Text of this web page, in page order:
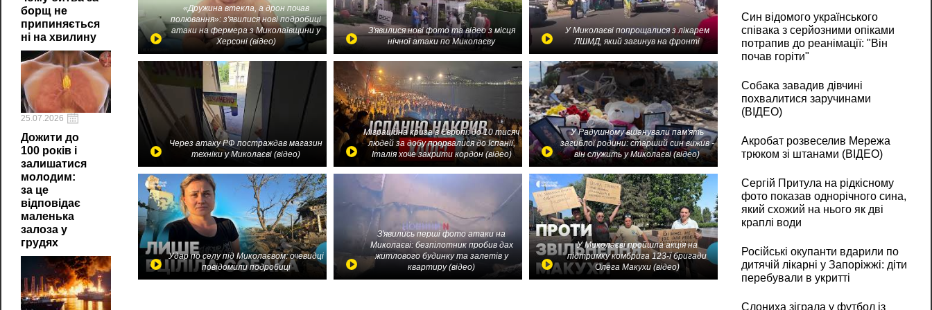
борщ не
припиняється
ні на хвилину
25.07.2026
Дожити до
100 років і
залишатися
молодим:
за це
відповідає
маленька
залоза у
грудях
«Дружина втекла, а дрон почав
полювання»: з'явилися нові подробиці
атаки на фермера з Миколаївщини у
Херсоні (відео)
З'явилися нові фото та відео з місця
нічної атаки по Миколаєву
У Миколаєві попрощалися з лікарем
ЛШМД, який загинув на фронті
Через атаку РФ постраждав магазин
техніки у Миколаєві (відео)
Міграційна криза в Європі: до 10 тисяч
людей за добу прорвалися до Іспанії,
Італія хоче закрити кордон (відео)
У Радушному вшанували пам'ять
загиблої родини: старший син вижив -
він служить у Миколаєві (відео)
Удар по селу під Миколаєвом: очевидці
повідомили подробиці
З'явились перші фото атаки на
Миколаєві: безпілотник пробив дах
житлового будинку та залетів у
квартиру (відео)
У Миколаєві пройшла акція на
підтримку комбрига 123-ї бригади
Олега Макухи (відео)
Син відомого українського
співака з серйозними опіками
потрапив до реанімації: "Він
почав горіти"
Собака завадив дівчині
похвалитися заручинами
(ВІДЕО)
Акробат розвеселив Мережа
трюком зі штанами (ВІДЕО)
Сергій Притула на рідкісному
фото показав однорічного сина,
який схожий на нього як дві
краплі води
Російські окупанти вдарили по
дитячій лікарні у Запоріжжі: діти
перебували в укритті
Слониха зіграла у футбол із